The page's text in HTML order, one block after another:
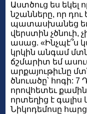
Աստծուց ես
նշանները, որ դու
պատասխանեց եւ
վերստին չծնուի,
ասաց. «Ինչպէ՞ս
կրկին անգամ
ճշմարիտ եմ
արքայութիւնը
ծնուածը՝ հոգի: 7
որովհետեւ քամին
որտեղից է գալիս
Նիկոդեմոսը